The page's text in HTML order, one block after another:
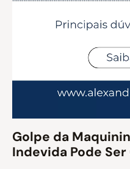
Golpe da
Indevida Pode